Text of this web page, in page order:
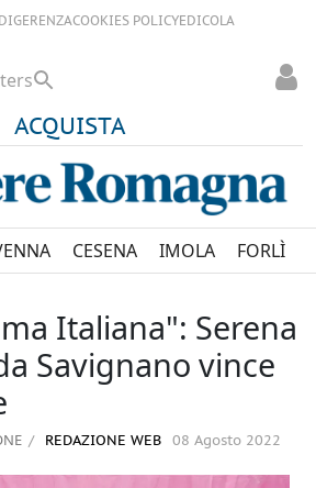
GERENZACOOKIES POLICYEDICOLA
ACQUISTA
CESENA IMOLA FORLÌ
Italiana": Serena
Savignano vince
REDAZIONE WEB 08 Agosto 2022